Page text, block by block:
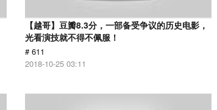
【越哥】豆瓣8.3分，一部备受争议的历史电影，
光看演技就不得不佩服！
# 611
2018-10-25 03:11